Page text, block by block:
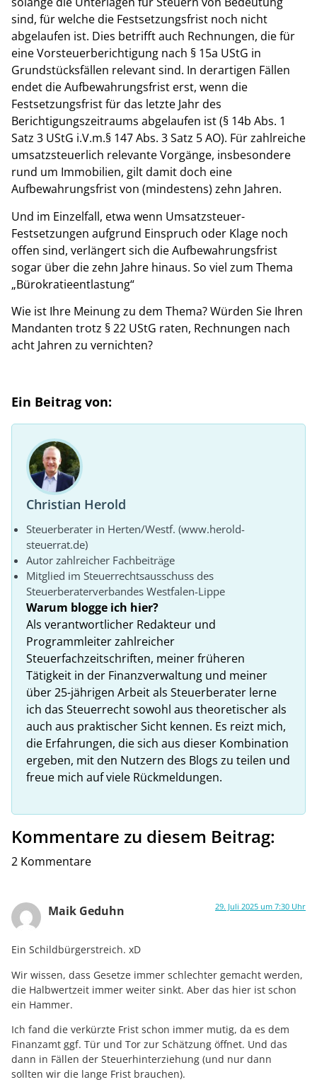
sind, für welche die Festsetzungsfrist noch nicht
abgelaufen ist. Dies betrifft auch Rechnungen, die für
eine Vorsteuerberichtigung nach § 15a UStG in
Grundstücksfällen relevant sind. In derartigen Fällen
endet die Aufbewahrungsfrist erst, wenn die
Festsetzungsfrist für das letzte Jahr des
Berichtigungszeitraums abgelaufen ist (§ 14b Abs. 1
Satz 3 UStG i.V.m.§ 147 Abs. 3 Satz 5 AO). Für zahlreiche
umsatzsteuerlich relevante Vorgänge, insbesondere
rund um Immobilien, gilt damit doch eine
Aufbewahrungsfrist von (mindestens) zehn Jahren.
Und im Einzelfall, etwa wenn Umsatzsteuer-
Festsetzungen aufgrund Einspruch oder Klage noch
offen sind, verlängert sich die Aufbewahrungsfrist
sogar über die zehn Jahre hinaus. So viel zum Thema
„Bürokratieentlastung“
Wie ist Ihre Meinung zu dem Thema? Würden Sie Ihren
Mandanten trotz § 22 UStG raten, Rechnungen nach
acht Jahren zu vernichten?
Ein Beitrag von:
Christian Herold
Steuerberater in Herten/Westf. (www.herold-
steuerrat.de)
Autor zahlreicher Fachbeiträge
Mitglied im Steuerrechtsausschuss des
Steuerberaterverbandes Westfalen-Lippe
Warum blogge ich hier?
Als verantwortlicher Redakteur und
Programmleiter zahlreicher
Steuerfachzeitschriften, meiner früheren
Tätigkeit in der Finanzverwaltung und meiner
über 25-jährigen Arbeit als Steuerberater lerne
ich das Steuerrecht sowohl aus theoretischer als
auch aus praktischer Sicht kennen. Es reizt mich,
die Erfahrungen, die sich aus dieser Kombination
ergeben, mit den Nutzern des Blogs zu teilen und
freue mich auf viele Rückmeldungen.
Kommentare zu diesem Beitrag:
2 Kommentare
Maik Geduhn 29. Juli 2025 um 7:30 Uhr
Ein Schildbürgerstreich. xD
Wir wissen, dass Gesetze immer schlechter gemacht werden,
die Halbwertzeit immer weiter sinkt. Aber das hier ist schon
ein Hammer.
Ich fand die verkürzte Frist schon immer mutig, da es dem
Finanzamt ggf. Tür und Tor zur Schätzung öffnet. Und das
dann in Fällen der Steuerhinterziehung (und nur dann
sollten wir die lange Frist brauchen).